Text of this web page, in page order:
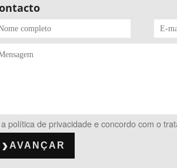
política de privacidade e concordo com o
AVANÇAR